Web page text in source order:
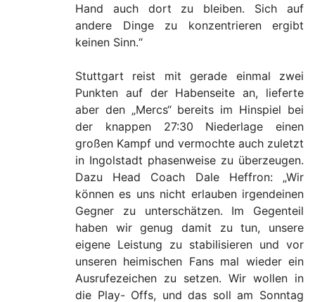
Hand auch dort zu bleiben. Sich auf
andere Dinge zu konzentrieren ergibt
keinen Sinn.“
Stuttgart reist mit gerade einmal zwei
Punkten auf der Habenseite an, lieferte
aber den „Mercs“ bereits im Hinspiel bei
der knappen 27:30 Niederlage einen
großen Kampf und vermochte auch zuletzt
in Ingolstadt phasenweise zu überzeugen.
Dazu Head Coach Dale Heffron: „Wir
können es uns nicht erlauben irgendeinen
Gegner zu unterschätzen. Im Gegenteil
haben wir genug damit zu tun, unsere
eigene Leistung zu stabilisieren und vor
unseren heimischen Fans mal wieder ein
Ausrufezeichen zu setzen. Wir wollen in
die Play- Offs, und das soll am Sonntag